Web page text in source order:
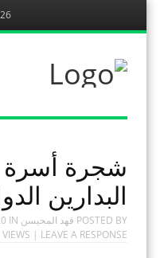
Menu
Skip
content
مركز
Menu
Skip
content
شجرة أسرة
البدارين
POSTED BY فهد المحيسن IN
VIEWS | LEAVE A RESPONSE